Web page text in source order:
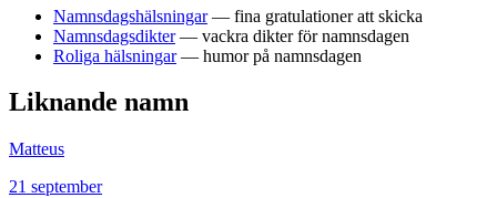
Namnsdagshälsningar — fina gratulationer att skicka
Namnsdagsdikter— vackra dikter för namnsdagen
Roliga hälsningar— humor på namnsdagen
Liknande namn
Matteus
21 september